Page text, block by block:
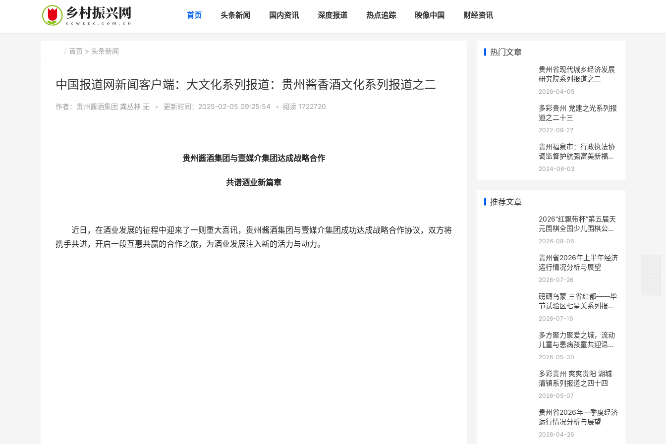
首页 头条新闻 国内资讯 深度报道 热点追踪 映像中国 财经资讯
首页 > 头条新闻
中国报道网新闻客户端：大文化系列报道：贵州酱香酒文化系列报道之二
作者：贵州酱酒集团 龚丛林 无 • 更新时间：2025-02-05 09:25:54 • 阅读 1722720
贵州酱酒集团与壹媒介集团达成战略合作
共谱酒业新篇章
近日，在酒业发展的征程中迎来了一则重大喜讯，贵州酱酒集团与壹媒介集团成功达成战略合作协议，双方将
携手共进，开启一段互惠共赢的合作之旅，为酒业发展注入新的活力与动力。
热门文章
贵州省现代城乡经济发展
研究院系列报道之二
2026-04-05
多彩贵州 党建之光系列报
道之二十三
2022-09-22
贵州福泉市：行政执法协
调监督护航强富美新福泉
建设
2024-06-03
推荐文章
​​​​​​​2026“红飘带杯”第五届天
元围棋全国少儿围棋公开
赛在贵阳开幕
2026-08-06
贵州省2026年上半年经济
运行情况分析与展望
2026-07-26
磅礴乌蒙 三省红都——毕
节试验区七星关系列报道
之七
2026-07-16
多方聚力聚爱之城，流动
儿童与患病孩童共迎温暖
六一
2026-05-30
多彩贵州 爽爽贵阳 湖城
清镇系列报道之四十四
2026-05-07
贵州省2026年一季度经济
运行情况分析与展望
2026-04-26